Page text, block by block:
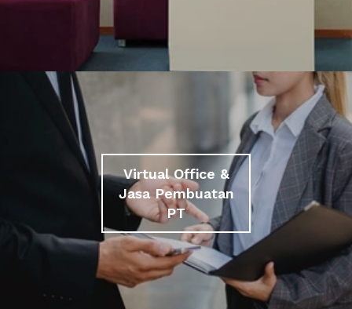
Virtual Office &
Jasa Pembuatan
PT